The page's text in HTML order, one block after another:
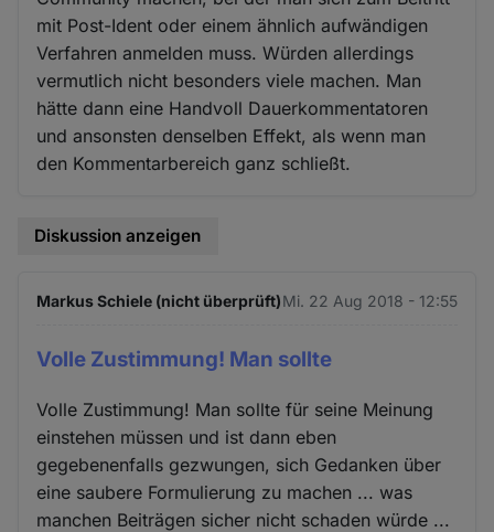
mit Post-Ident oder einem ähnlich aufwändigen
Verfahren anmelden muss. Würden allerdings
vermutlich nicht besonders viele machen. Man
hätte dann eine Handvoll Dauerkommentatoren
und ansonsten denselben Effekt, als wenn man
den Kommentarbereich ganz schließt.
Diskussion anzeigen
Markus Schiele (nicht überprüft)Mi. 22 Aug 2018 - 12:55
Volle Zustimmung! Man sollte
Volle Zustimmung! Man sollte für seine Meinung
einstehen müssen und ist dann eben
gegebenenfalls gezwungen, sich Gedanken über
eine saubere Formulierung zu machen ... was
manchen Beiträgen sicher nicht schaden würde ...